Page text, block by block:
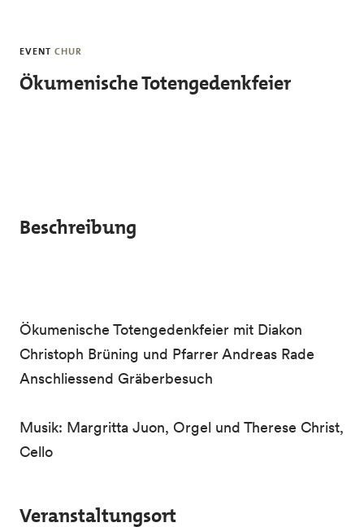
EVENT CHUR
Ökumenische Totengedenkfeier
Beschreibung
Ökumenische Totengedenkfeier mit Diakon
Christoph Brüning und Pfarrer Andreas Rade
Anschliessend Gräberbesuch
Musik: Margritta Juon, Orgel und Therese Christ,
Cello
Veranstaltungsort